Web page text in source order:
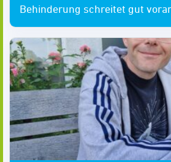
Behinderung schreitet gut